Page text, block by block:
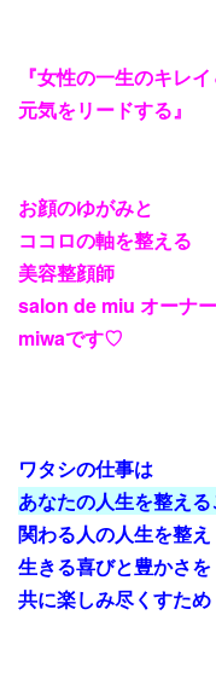
『女性の一生のキレイ
元気をリードする』
お顔のゆがみと
ココロの軸を整える
美容整顔師
salon de miu オーナ
miwaです♡
ワタシの仕事は
あなたの人生を整える
関わる人の人生を整え
生きる喜びと豊かさを
共に楽しみ尽くすため